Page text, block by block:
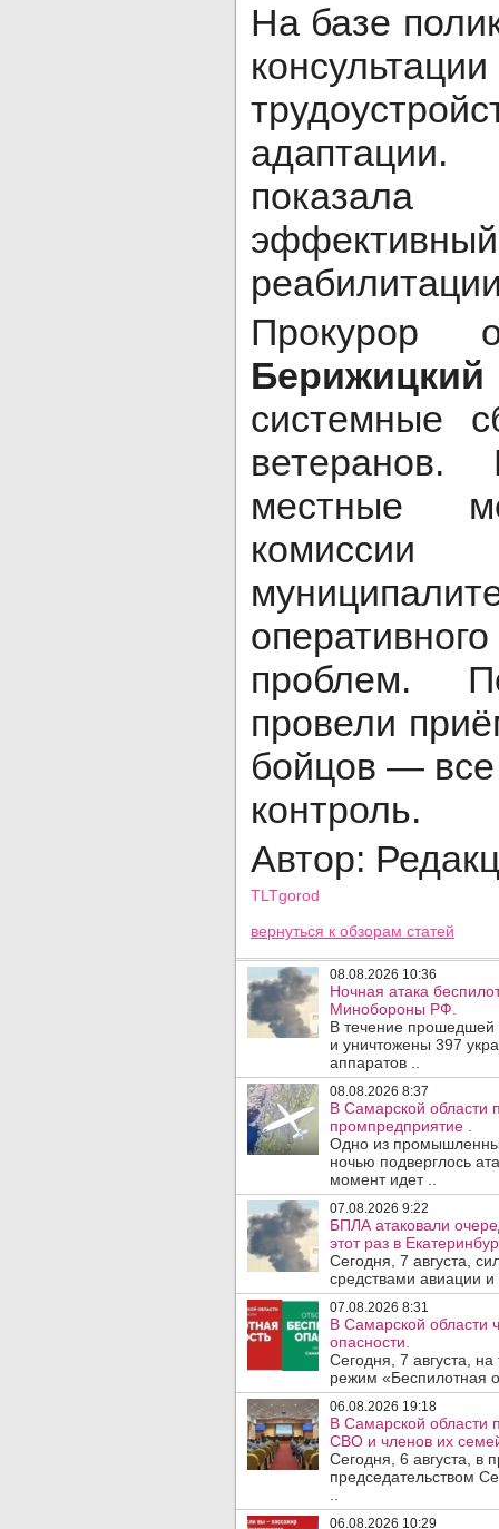
На базе
Прокурор
Берижицкий
системные
ветеранов.
местные
проблем.
провели
бойцов —
контроль.
Автор:
TLTgorod
вернуться к обзорам статей
08.08.2026 10:36
Ночная атака
Минобороны РФ.
В течение
и уничтожены 397
аппаратов ..
08.08.2026 8:37
В Самарской области
промпредприятие .
Одно из
ночью подверглось
момент идет ..
07.08.2026 9:22
БПЛА атаковали
этот раз в
Сегодня, 7 августа,
средствами авиации
07.08.2026 8:31
В Самарской области
опасности.
Сегодня, 7 августа,
режим «Беспилотная
06.08.2026 19:18
В Самарской области
СВО и членов их
Сегодня, 6 августа, в
председательством
06.08.2026 10:29